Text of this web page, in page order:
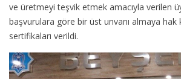
ve üretmeyi teşvik etmek amacıyla verilen
başvurulara göre bir üst unvanı almaya hak
sertifikaları verildi.